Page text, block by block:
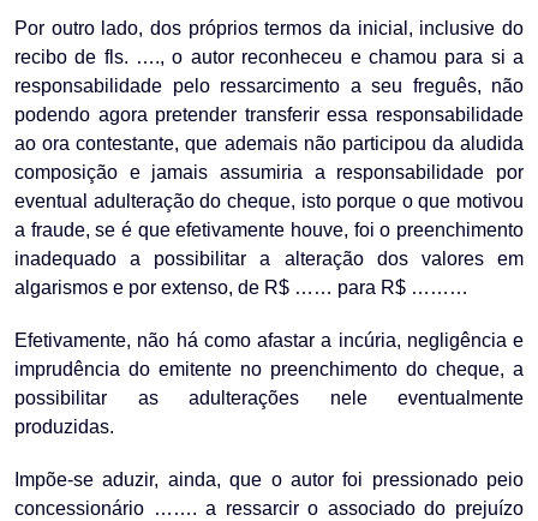
Por outro lado, dos próprios termos da inicial, inclusive do
recibo de fls. …., o autor reconheceu e chamou para si a
responsabilidade pelo ressarcimento a seu freguês, não
podendo agora pretender transferir essa responsabilidade
ao ora contestante, que ademais não participou da aludida
composição e jamais assumiria a responsabilidade por
eventual adulteração do cheque, isto porque o que motivou
a fraude, se é que efetivamente houve, foi o preenchimento
inadequado a possibilitar a alteração dos valores em
algarismos e por extenso, de R$ …… para R$ ………
Efetivamente, não há como afastar a incúria, negligência e
imprudência do emitente no preenchimento do cheque, a
possibilitar as adulterações nele eventualmente
produzidas.
Impõe-se aduzir, ainda, que o autor foi pressionado peio
concessionário ……. a ressarcir o associado do prejuízo